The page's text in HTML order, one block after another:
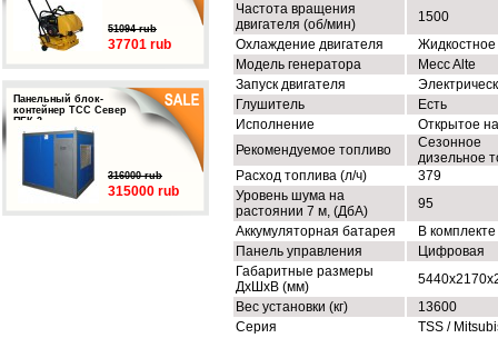
51094 rub
37701 rub
Панельный блок-
контейнер ТСС Север
ПБК-3
316000 rub
315000 rub
Частота вращения
двигателя (об/мин)
1500
Охлаждение двигателя
Жидкостное
Модель генератора
Mecc Alte
Запуск двигателя
Глушитель
Есть
Исполнение
Открытое
Рекомендуемое топливо
Сезонное
дизельное
Расход топлива (л/ч)
379
Уровень шума на
растоянии 7 м, (ДбА)
95
Аккумуляторная батарея
В комплекте
Панель управления
Цифровая
Габаритные размеры
ДхШхВ (мм)
Вес установки (кг)
13600
Серия
TSS /